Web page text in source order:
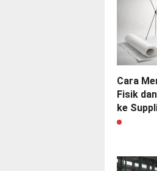
Cara
Fisik
ke